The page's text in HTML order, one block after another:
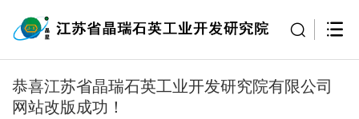
恭喜江苏省晶瑞石英工业开发研究院有限公司
网站改版成功！